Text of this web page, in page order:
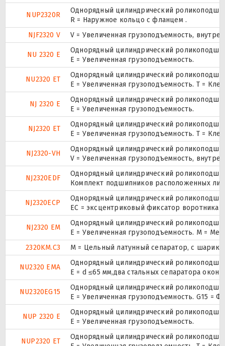
NUP2320R
Однорядный цилиндрический
R = Наружное кольцо с фланцем .
NJF2320 V
V = Увеличенная грузоподъемность,
NU 2320 E
Однорядный цилиндрический
Е = Увеличенная грузоподъемность.
NU2320 ET
Однорядный цилиндрический
E = Увеличенная грузоподъемность. T =
NJ 2320 E
Однорядный цилиндрический
Е = Увеличенная грузоподъемность.
NJ2320 ET
Однорядный цилиндрический
E = Увеличенная грузоподъемность. T =
NJ2320-VH
Однорядный цилиндрический
V = Увеличенная грузоподъемность,
NJ2320EDF
Однорядный цилиндрический
Комплект подшипников расположенных
NJ2320ECP
Однорядный цилиндрический
ЕС = эксцентриковый фиксатор воротника
NJ2320 EM
Однорядный цилиндрический
E = Увеличенная грузоподъемность. М =
2320KM.C3
M = Цельный латунный сепаратор, с
NU2320 EMA
Однорядный цилиндрический
E = d ≤65 мм,два стальных сепаратора
NU2320EG15
Однорядный цилиндрический
E = Увеличенная грузоподъемность. G15 =
NUP 2320 E
Однорядный цилиндрический
Е = Увеличенная грузоподъемность.
NUP2320 ET
Однорядный цилиндрический